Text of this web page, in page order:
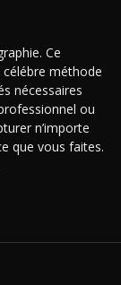
Ce
méthode
nécessaires
ou
n’importe
que vous faites.